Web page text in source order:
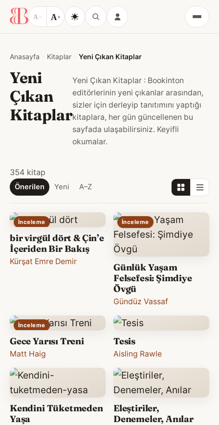
A − A+
Menü
Anasayfa Kitaplar Yeni Çıkan Kitaplar
Yeni
Çıkan
Kitaplar
Yeni Çıkan Kitaplar : Bookinton
editörlerinin yeni çıkanlar arasından,
sizler için derleyip tanıtımını yaptığı
kitaplara, her gün güncellenen bu
sayfada ulaşabilirsiniz. Keyifli
okumalar.
354 kitap
Önerilen Yeni A–Z
İnceleme
bir virgül dört & Çin’e
İçeriden Bir Bakış
Kürşat Emre Demir
İnceleme
Günlük Yaşam
Felsefesi: Şimdiye
Övgü
Gündüz Vassaf
İnceleme
Gece Yarısı Treni
Matt Haig
Tesis
Aisling Rawle
Kendini Tüketmeden
Yaşa
Eleştiriler,
Denemeler, Anılar